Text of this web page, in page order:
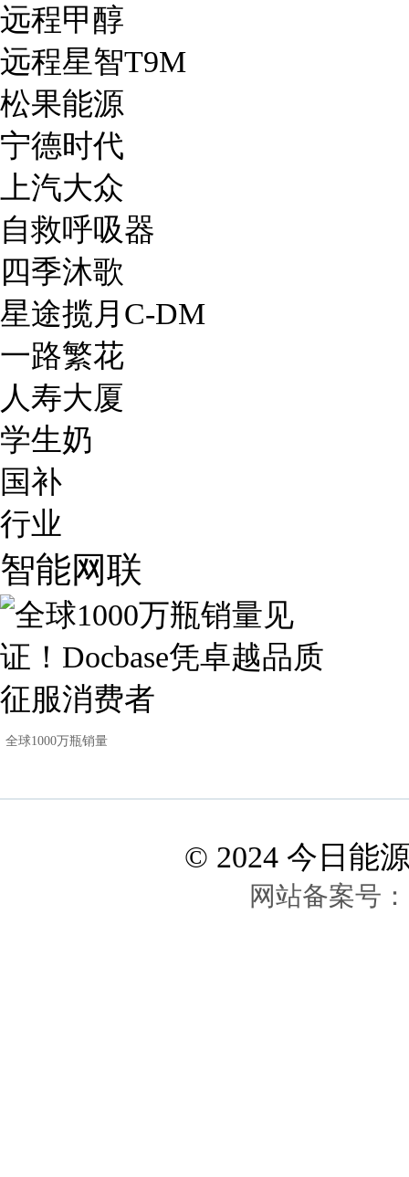
远程甲醇
远程星智T9M
松果能源
宁德时代
上汽大众
自救呼吸器
四季沐歌
星途揽月C-DM
一路繁花
人寿大厦
学生奶
国补
行业
智能网联
全球1000万瓶销量
© 2024 今日能
网站备案号：